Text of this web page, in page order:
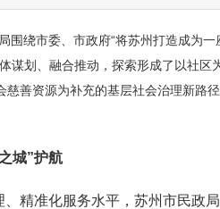
围绕市委、市政府“将苏州打造成为
谋划、融合推动，探索形成了以社
慈善资源为补充的基层社会治理新路
城”护航
、精准化服务水平，苏州市民政